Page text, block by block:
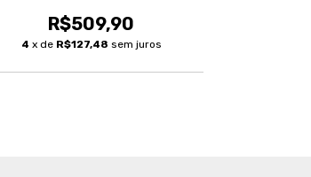
R$509,90
4 x de R$127,48 sem juros